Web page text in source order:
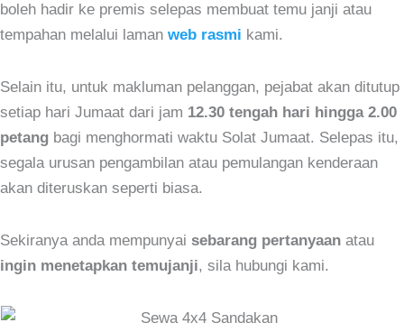
boleh hadir ke premis selepas membuat temu janji atau
tempahan melalui laman web rasmi kami.
Selain itu, untuk makluman pelanggan, pejabat akan ditutup
setiap hari Jumaat dari jam 12.30 tengah hari hingga 2.00
petang bagi menghormati waktu Solat Jumaat. Selepas itu,
segala urusan pengambilan atau pemulangan kenderaan
akan diteruskan seperti biasa.
Sekiranya anda mempunyai sebarang pertanyaan atau
ingin menetapkan temujanji, sila hubungi kami.